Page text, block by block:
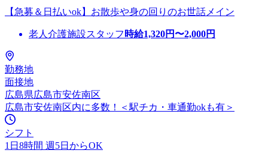
【急募＆日払いok】お散歩や身の回りのお世話メイン
老人介護施設スタッフ 時給1,320円〜2,000円
勤務地
面接地
広島県広島市安佐南区
広島市安佐南区内に多数！＜駅チカ・車通勤okも有＞
シフト
1日8時間 週5日からOK